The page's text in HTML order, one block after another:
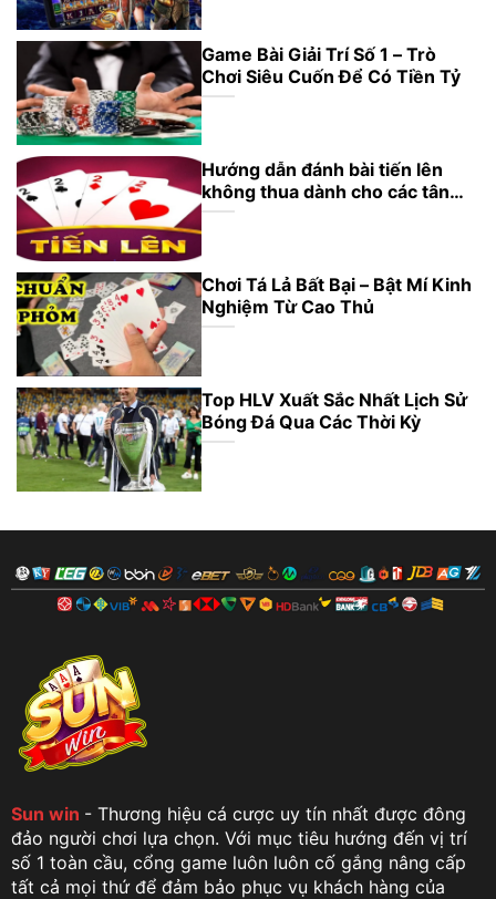
Game Bài Giải Trí Số 1 – Trò
Chơi Siêu Cuốn Để Có Tiền Tỷ
Hướng dẫn đánh bài tiến lên
không thua dành cho các tân
thủ
Chơi Tá Lả Bất Bại – Bật Mí Kinh
Nghiệm Từ Cao Thủ
Top HLV Xuất Sắc Nhất Lịch Sử
Bóng Đá Qua Các Thời Kỳ
Sun win - Thương hiệu cá cược uy tín nhất được đông
đảo người chơi lựa chọn. Với mục tiêu hướng đến vị trí
số 1 toàn cầu, cổng game luôn luôn cố gắng nâng cấp
tất cả mọi thứ để đảm bảo phục vụ khách hàng của